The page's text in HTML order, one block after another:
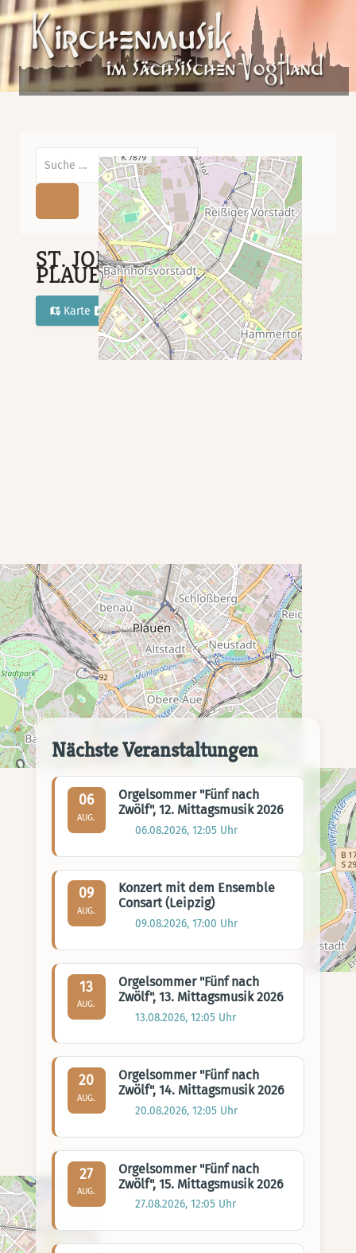
ST. JOHANNISKIRCHE,
PLAUEN
Karte Routenplaner
Standortinformationen
Straße
Untere Endestraße 4
Ort
08523 Plauen
Nächste Veranstaltungen
06
AUG.
Orgelsommer "Fünf nach
Zwölf", 12. Mittagsmusik 2026
06.08.2026, 12:05 Uhr
09
AUG.
Konzert mit dem Ensemble
Consart (Leipzig)
09.08.2026, 17:00 Uhr
13
AUG.
Orgelsommer "Fünf nach
Zwölf", 13. Mittagsmusik 2026
13.08.2026, 12:05 Uhr
20
AUG.
Orgelsommer "Fünf nach
Zwölf", 14. Mittagsmusik 2026
20.08.2026, 12:05 Uhr
27
AUG.
Orgelsommer "Fünf nach
Zwölf", 15. Mittagsmusik 2026
27.08.2026, 12:05 Uhr